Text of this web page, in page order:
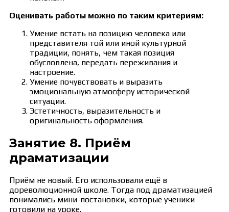
Оценивать работы можно по таким критериям:
Умение встать на позицию человека или
представителя той или иной культурной
традиции, понять, чем такая позиция
обусловлена, передать переживания и
настроение.
Умение почувствовать и выразить
эмоциональную атмосферу исторической
ситуации.
Эстетичность, выразительность и
оригинальность оформления.
Занятие 8. Приём
драматизации
Приём не новый. Его использовали ещё в
дореволюционной школе. Тогда под драматизацией
понимались мини-постановки, которые ученики
готовили на уроке.